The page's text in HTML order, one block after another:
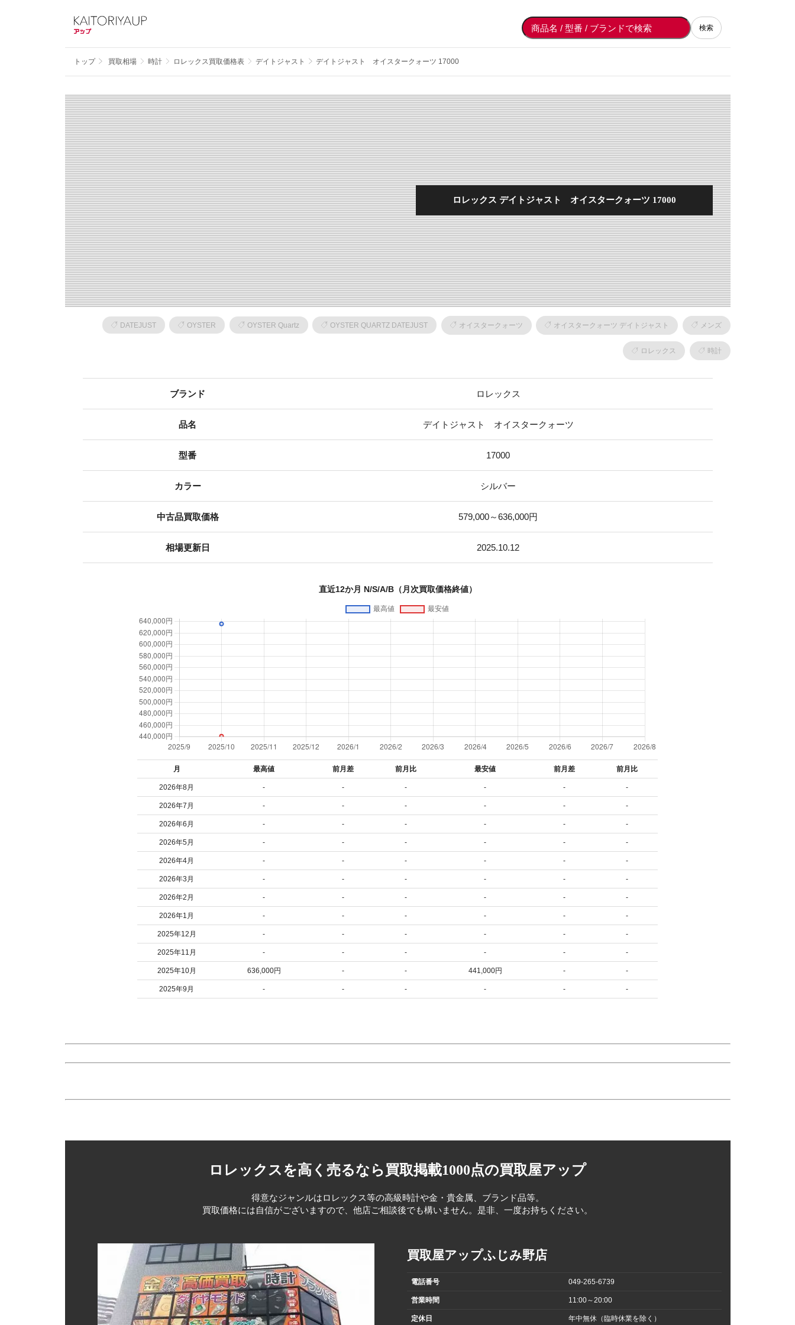
検索
トップ 買取相場 時計 ロレックス買取価格表 デイトジャスト デイトジャスト オイスタークォーツ 17000
ロレックス デイトジャスト オイスタークォーツ 17000
DATEJUST OYSTER OYSTER Quartz OYSTER QUARTZ DATEJUST オイスタークォーツ オイスタークォーツ デイトジャスト メンズ
ロレックス 時計
ブランド ロレックス
品名 デイトジャスト オイスタークォーツ
型番 17000
カラー シルバー
中古品買取価格 579,000～636,000円
相場更新日 2025.10.12
直近12か月 N/S/A/B（月次買取価格終値）
月 最高値 前月差 前月比 最安値 前月差 前月比
2026年8月 - - - - - -
2026年7月 - - - - - -
2026年6月 - - - - - -
2026年5月 - - - - - -
2026年4月 - - - - - -
2026年3月 - - - - - -
2026年2月 - - - - - -
2026年1月 - - - - - -
2025年12月 - - - - - -
2025年11月 - - - - - -
2025年10月 636,000円 - - 441,000円 - -
2025年9月 - - - - - -
ロレックスを高く売るなら買取掲載1000点の買取屋アップ
得意なジャンルはロレックス等の高級時計や金・貴金属、ブランド品等。
買取価格には自信がございますので、他店ご相談後でも構いません。是非、一度お持ちください。
買取屋アップふじみ野店
電話番号 049-265-6739
営業時間 11:00～20:00
定休日 年中無休（臨時休業を除く）